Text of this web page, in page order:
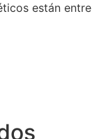
están entre